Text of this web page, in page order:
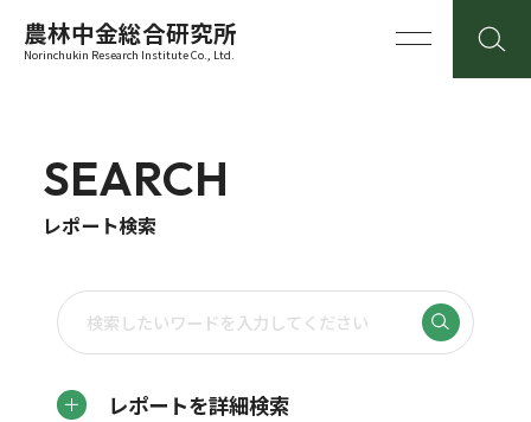
農林中金総合研究所
Norinchukin Research Institute Co., Ltd.
SEARCH
レポート検索
レポートを詳細検索